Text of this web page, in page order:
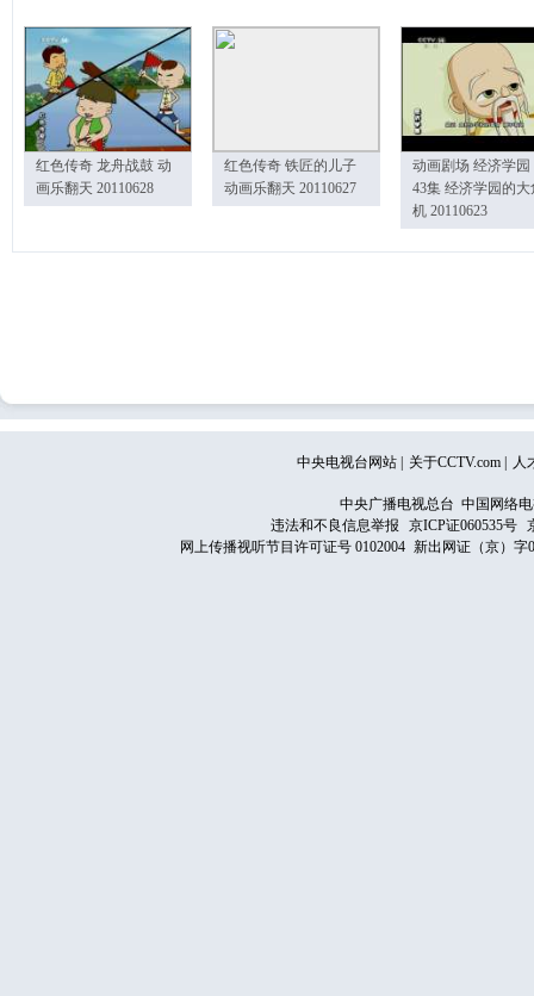
红色传奇 龙舟战鼓 动
画乐翻天 20110628
红色传奇 铁匠的儿子
动画乐翻天 20110627
动画剧场 经济学园
43集 经济学园的大
机 20110623
中央电视台网站 关于CCTV.com 人
中央广播电视总台 中国网络
违法和不良信息举报
京ICP证060535号
网上传播视听节目许可证号 0102004 新出网证（京）